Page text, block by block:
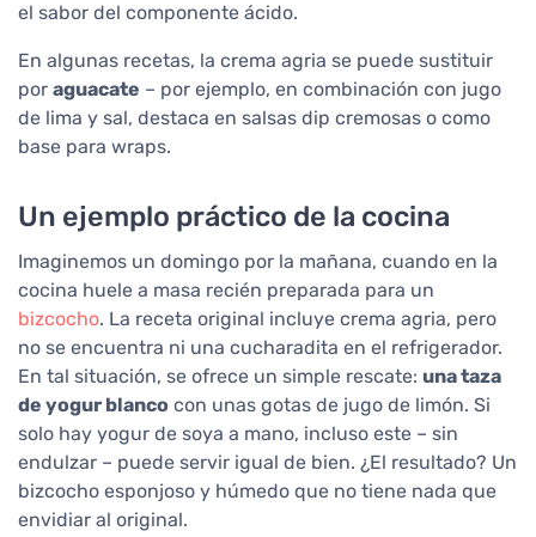
el sabor del componente ácido.
En algunas recetas, la crema agria se puede sustituir
por aguacate – por ejemplo, en combinación con jugo
de lima y sal, destaca en salsas dip cremosas o como
base para wraps.
Un ejemplo práctico de la cocina
Imaginemos un domingo por la mañana, cuando en la
cocina huele a masa recién preparada para un
bizcocho. La receta original incluye crema agria, pero
no se encuentra ni una cucharadita en el refrigerador.
En tal situación, se ofrece un simple rescate: una taza
de yogur blanco con unas gotas de jugo de limón. Si
solo hay yogur de soya a mano, incluso este – sin
endulzar – puede servir igual de bien. ¿El resultado? Un
bizcocho esponjoso y húmedo que no tiene nada que
envidiar al original.